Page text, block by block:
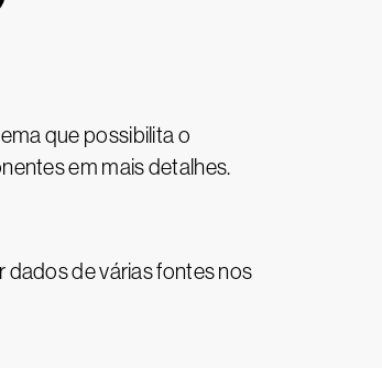
que possibilita o
em mais detalhes.
dados de várias fontes nos